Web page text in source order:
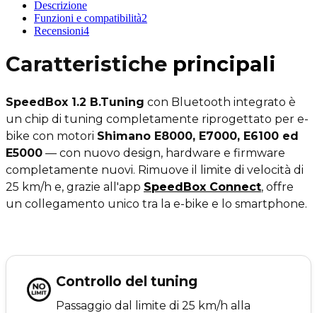
Descrizione
Funzioni e compatibilità2
Recensioni4
Caratteristiche principali
SpeedBox 1.2 B.Tuning con Bluetooth integrato è
un chip di tuning completamente riprogettato per e-
bike con motori Shimano E8000, E7000, E6100 ed
E5000 — con nuovo design, hardware e firmware
completamente nuovi. Rimuove il limite di velocità di
25 km/h e, grazie all'app SpeedBox Connect, offre
un collegamento unico tra la e-bike e lo smartphone.
Controllo del tuning
Passaggio dal limite di 25 km/h alla